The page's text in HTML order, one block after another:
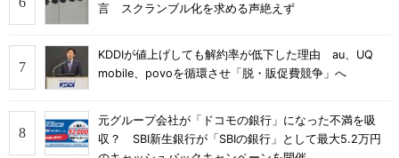
言 スクランブル化を求める声絶えず
KDDIが値上げしても解約率が低下した理由 au、UQ
mobile、povoを循環させ「脱・販促費競争」へ
元グループ会社が「ドコモの銀行」になった不満を吸
収？ SBI新生銀行が「SBIの銀行」として最大5.2万円